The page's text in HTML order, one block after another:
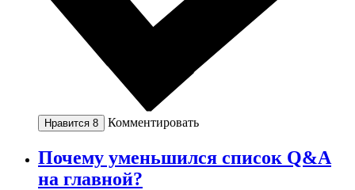
Нравится 8 Комментировать
Почему уменьшился список Q&A
на главной?